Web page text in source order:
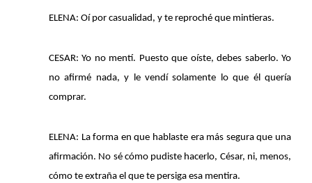
ELENA: Oí por casualidad, y te reproché que mintieras.
CESAR: Yo no mentí. Puesto que oíste, debes saberlo. Yo
no afirmé nada, y le vendí solamente lo que él quería
comprar.
ELENA: La forma en que hablaste era más segura que una
afirmación. No sé cómo pudiste hacerlo, César, ni, menos,
cómo te extraña el que te persiga esa mentira.